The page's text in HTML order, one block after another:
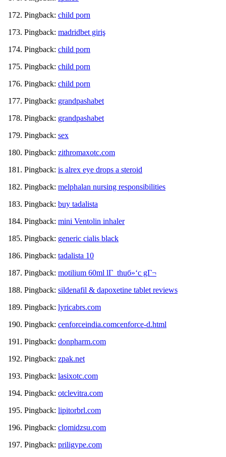
Pingback: child porn
Pingback: madridbet giriş
Pingback: child porn
Pingback: child porn
Pingback: child porn
Pingback: grandpashabet
Pingback: grandpashabet
Pingback: sex
Pingback: zithromaxotc.com
Pingback: is alrex eye drops a steroid
Pingback: melphalan nursing responsibilities
Pingback: buy tadalista
Pingback: mini Ventolin inhaler
Pingback: generic cialis black
Pingback: tadalista 10
Pingback: motilium 60ml lГ thuб»‘c gГ¬
Pingback: sildenafil & dapoxetine tablet reviews
Pingback: lyricabrs.com
Pingback: cenforceindia.comcenforce-d.html
Pingback: donpharm.com
Pingback: zpak.net
Pingback: lasixotc.com
Pingback: otclevitra.com
Pingback: lipitorbrl.com
Pingback: clomidzsu.com
Pingback: priligype.com